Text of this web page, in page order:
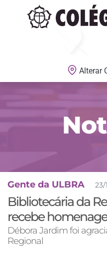
Alterar
Gente da ULBRA 23/
Bibliotecária da
recebe
Débora Jardim foi
Regional